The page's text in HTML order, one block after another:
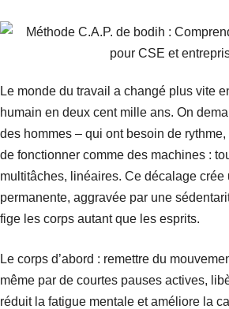
Le monde du travail a changé plus vite
humain en deux cent mille ans. On
des hommes – qui ont besoin de
de fonctionner comme des machines :
multitâches, linéaires. Ce décalage crée
permanente, aggravée par une
fige les corps autant que les esprits.
Le corps d’abord : remettre du
même par de courtes pauses actives,
réduit la fatigue mentale et améliore la